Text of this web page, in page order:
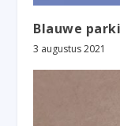
Blauwe
3 augustus 2021